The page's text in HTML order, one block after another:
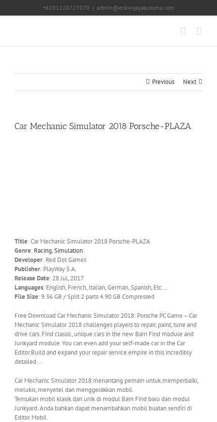
+6281228727070 | admin@erikwijayakusuma.com
Previous Next
Car Mechanic Simulator 2018 Porsche-PLAZA
Title: Car Mechanic Simulator 2018 Porsche-PLAZA
Genre: Racing,Simulation
Developer: Red Dot Games
Publisher: PlayWay S.A.
Release Date: 28 Jul, 2017
Languages: English, French, Italian, German, Spanish, Etc …
File Size: 9.36 GB / Split 2 parts 4.90 GB Compressed
Free Download Car Mechanic Simulator 2018: Porsche PC Game – Car
Mechanic Simulator 2018 challenges players to repair, paint, tune and
drive cars. Find classic, unique cars in the new Barn Find module and
Junkyard module. You can even add your self-made car in the Car
Editor.Build and expand your repair service empire in this incredibly
detailed …
Car Mechanic Simulator 2018 menantang pemain untuk memperbaiki,
melukis, menyetel dan menggerakkan mobil.
Temukan mobil klasik dan unik di modul Barn Find baru dan modul
Junkyard. Anda bahkan dapat menambahkan mobil buatan sendiri di
Editor Mobil.